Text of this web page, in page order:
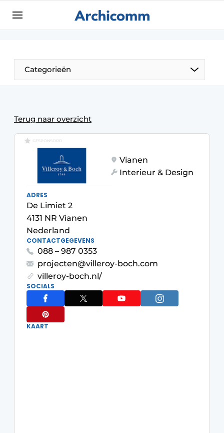
Aanmelden
ArchiComm | Magazine over architectuur,
interieur- & landschapsarchitectuur
Podcasts
Privacy / Cookie statement
Vacature aanmelden
Vacatures
Categorieën
De Pen
Architect Aan het Woord
Terug naar overzicht
GESPONSORD
Vianen
Interieur & Design
ADRES
De Limiet 2
4131 NR Vianen
Nederland
CONTACTGEGEVENS
088 – 987 0353
projecten@villeroy-boch.com
villeroy-boch.nl/
SOCIALS
KAART